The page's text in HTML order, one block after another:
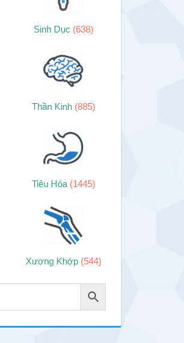
Sinh Dục (638)
Thần Kinh (885)
Tiêu Hóa (1445)
Xương Khớp (544)